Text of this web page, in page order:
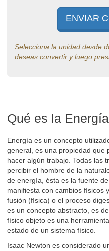
ENVIAR
Selecciona la unidad desde
deseas convertir y luego
Qué es la
Energía es un concepto
general, es una propiedad que
hacer algún trabajo. Todas las
percibir el hombre de la
de energía, ésta es la fuente
manifiesta con cambios físicos
fusión (física) o el proceso
es un concepto abstracto, es
físico objeto es una
estado de un sistema físico.
Isaac Newton es considerado